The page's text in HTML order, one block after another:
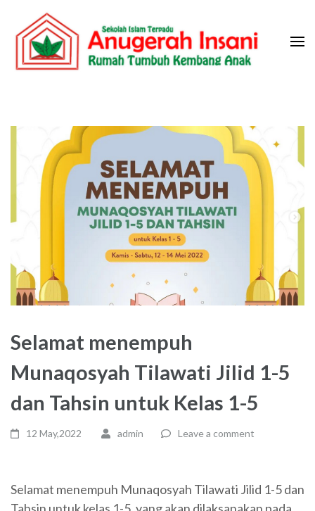
content
(Press
Selamat menempuh
Munaqosyah Tilawati Jilid 1-5
dan Tahsin untuk Kelas 1-5
12 May,2022 admin Leave a comment
Selamat menempuh Munaqosyah Tilawati Jilid 1-5 dan